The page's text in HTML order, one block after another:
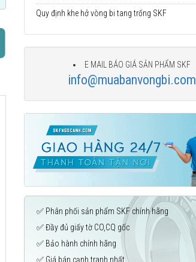
Quy định khe hở vòng bi tang trống SKF
E MAIL BÁO GIÁ SẢN PHẨM SKF
info@muabanvongbi.com
✅ Phân phối sản phẩm SKF chính hãng
✅ Đầy đủ giấy tờ CO,CQ gốc
✅ Bảo hành chính hãng
✅ Giá bán cạnh tranh nhất